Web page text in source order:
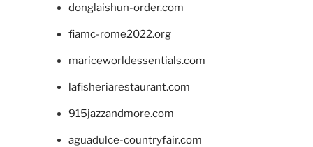
donglaishun-order.com
fiamc-rome2022.org
mariceworldessentials.com
lafisheriarestaurant.com
915jazzandmore.com
aguadulce-countryfair.com